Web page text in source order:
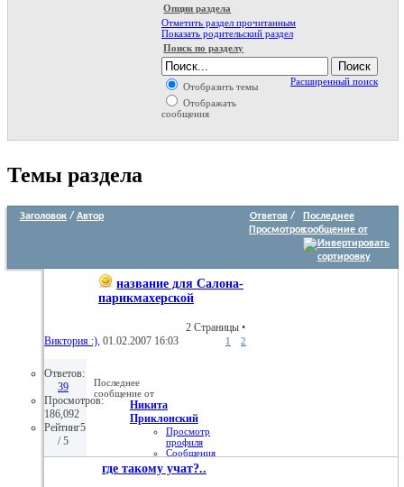
Опции раздела
Отметить раздел прочитанным
Показать родительский раздел
Поиск по разделу
Отобразить темы
Отображать
сообщения
Расширенный поиск
Темы раздела
Заголовок / Автор Ответов/
Просмотров
Последнее
сообщение от
название для Салона-
парикмахерской
Виктория :), 01.02.2007 16:03
2 Страницы •
1 2
Ответов:
39
Просмотров:
186,092
Рейтинг5
/ 5
Последнее
сообщение от
Никита
Приклонский
Просмотр
профиля
Сообщения
форума
Домашняя
где такому учат?..